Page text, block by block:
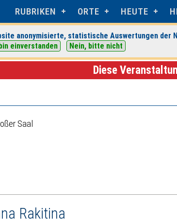
RUBRIKEN ORTE HEUTE
anonymisierte, statistische Auswertungen
einverstanden Nein, bitte nicht
>Gewandhaus zu Leipzig> Veranstaltungsdetails
Diese
Saal
Rakitina